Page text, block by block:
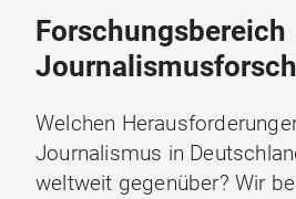
Forschungsbereich
Welchen
Journalismus in
weltweit gegenüber? Wir